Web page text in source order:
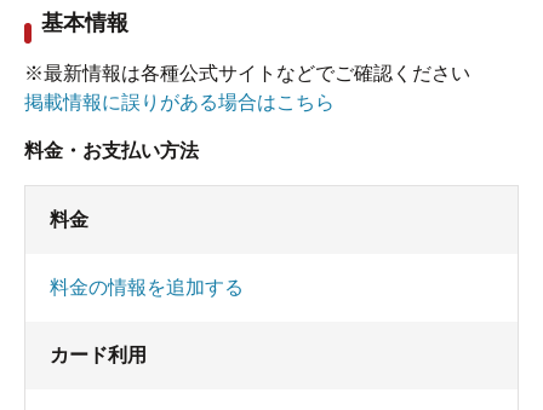
基本情報
※最新情報は各種公式サイトなどでご確認ください
掲載情報に誤りがある場合はこちら
料金・お支払い方法
料金
料金の情報を追加する
カード利用